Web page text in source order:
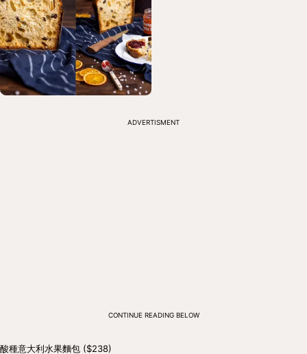
ADVERTISMENT
CONTINUE READING BELOW
酸種意大利水果麵包 ($238)